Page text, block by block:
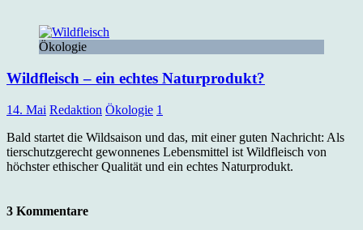
Ökologie
Wildfleisch – ein echtes Naturprodukt?
14. Mai Redaktion Ökologie 1
Bald startet die Wildsaison und das, mit einer guten Nachricht: Als
tierschutzgerecht gewonnenes Lebensmittel ist Wildfleisch von
höchster ethischer Qualität und ein echtes Naturprodukt.
3 Kommentare